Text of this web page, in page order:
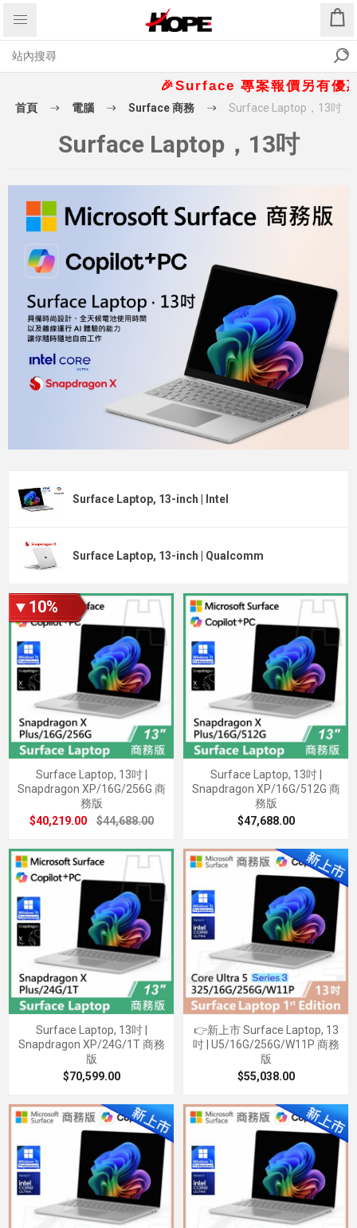
🎉Surface 專案報價另有優
首頁 電腦 Surface 商務 Surface Laptop，13吋
Surface Laptop，13吋
Surface Laptop, 13-inch | Intel
Surface Laptop, 13-inch | Qualcomm
▼10%
Surface Laptop, 13吋 |
Snapdragon XP/16G/256G 商
務版
$40,219.00
$44,688.00
Surface Laptop, 13吋 |
Snapdragon XP/16G/512G 商
務版
$47,688.00
Surface Laptop, 13吋 |
Snapdragon XP/24G/1T 商務
版
$70,599.00
👉新上市 Surface Laptop, 13
吋 | U5/16G/256G/W11P 商務
版
$55,038.00